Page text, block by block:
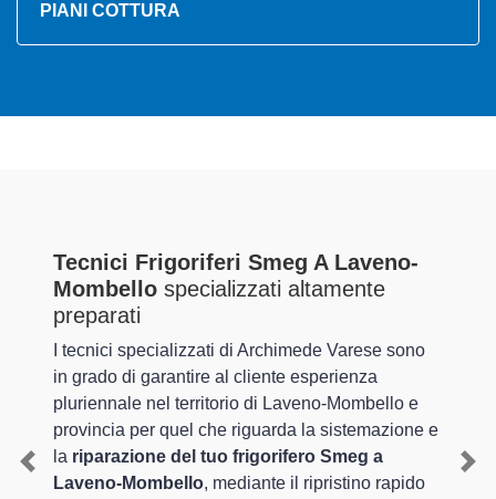
PIANI COTTURA
Tecnici Frigoriferi Smeg A Laveno-
Mombello specializzati altamente
preparati
I tecnici specializzati di Archimede Varese sono
in grado di garantire al cliente esperienza
pluriennale nel territorio di Laveno-Mombello e
provincia per quel che riguarda la sistemazione e
la riparazione del tuo frigorifero Smeg a
Laveno-Mombello, mediante il ripristino rapido
Previous